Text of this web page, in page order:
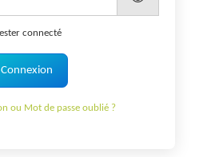
connecté
Connexion
ou Mot de passe oublié ?